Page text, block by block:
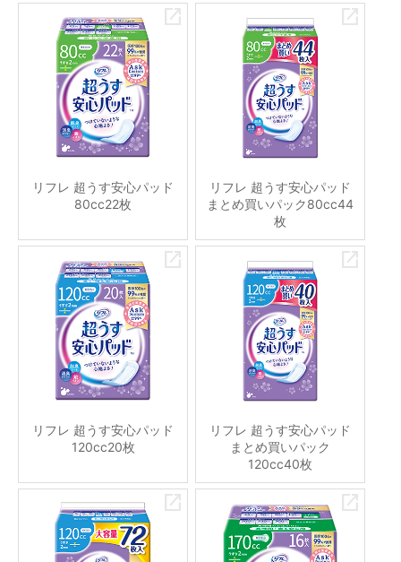
リフレ 超うす安心パッド
80cc22枚
リフレ 超うす安心パッド
まとめ買いパック80cc44
枚
リフレ 超うす安心パッド
120cc20枚
リフレ 超うす安心パッド
まとめ買いパック
120cc40枚